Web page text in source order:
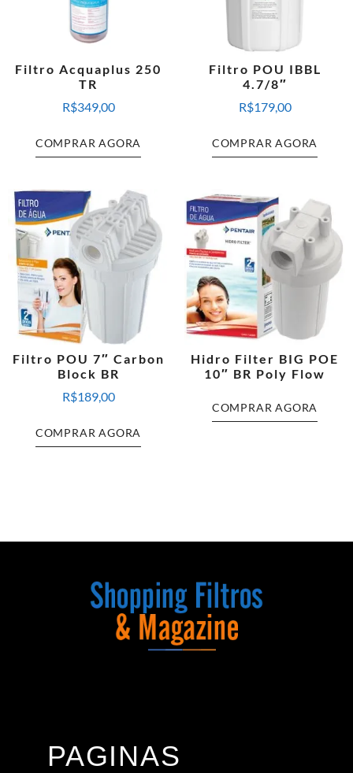
Filtro Acquaplus 250
TR
R$349,00
COMPRAR AGORA
Filtro POU IBBL
4.7/8″
R$179,00
COMPRAR AGORA
Filtro POU 7″ Carbon
Block BR
R$189,00
COMPRAR AGORA
Hidro Filter BIG POE
10″ BR Poly Flow
COMPRAR AGORA
PAGINAS